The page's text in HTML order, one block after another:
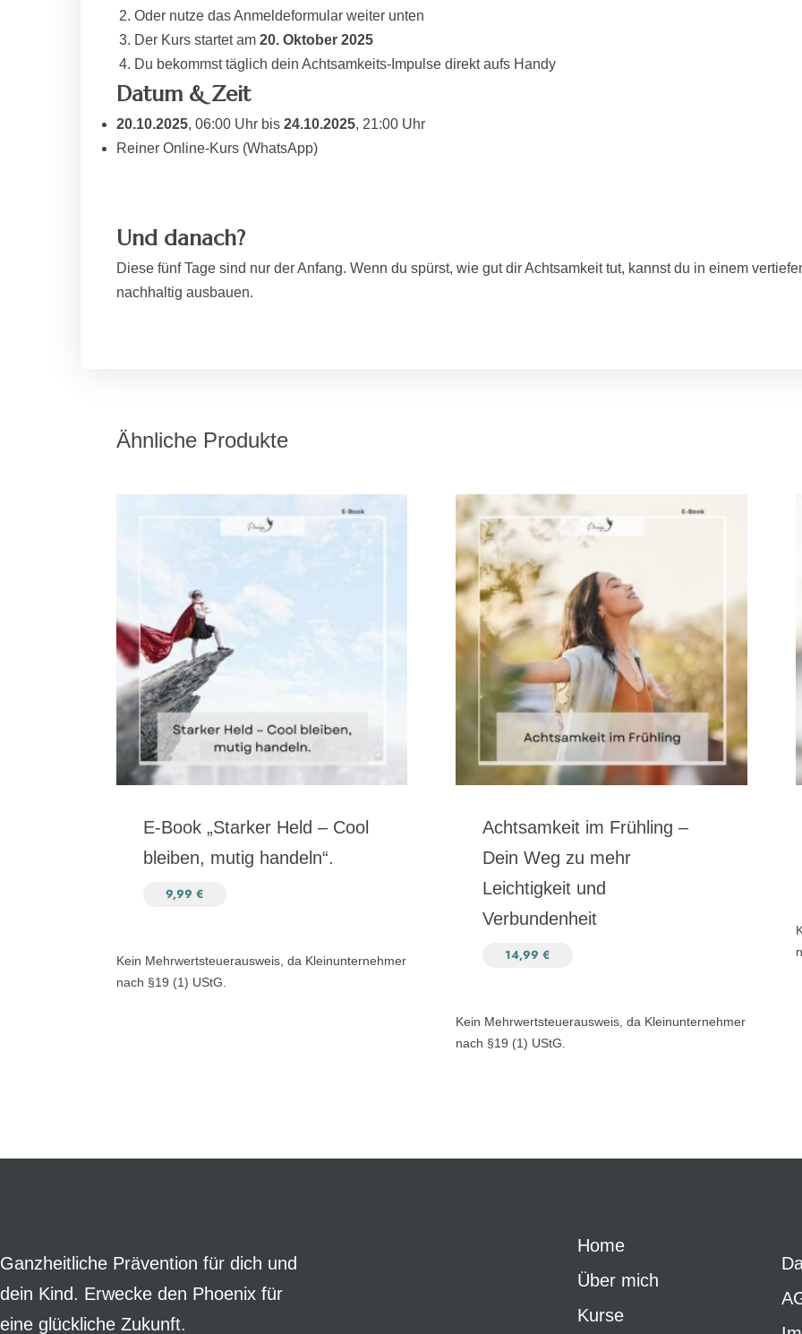
Oder nutze das Anmeldeformular weiter unten
Der Kurs startet am 20. Oktober 2025
Du bekommst täglich dein Achtsamkeits-Impulse direkt aufs Handy
Datum & Zeit
20.10.2025, 06:00 Uhr bis 24.10.2025, 21:00 Uhr
Reiner Online-Kurs (WhatsApp)
Und danach?
Diese fünf Tage sind nur der Anfang. Wenn du spürst, wie gut dir Achtsamkeit tut, kannst du in einem
nachhaltig ausbauen.
Ähnliche Produkte
E-Book „Starker Held – Cool
bleiben, mutig handeln“.
9,99 €
Kein Mehrwertsteuerausweis, da Kleinunternehmer
nach §19 (1) UStG.
Achtsamkeit im Frühling –
Dein Weg zu mehr
Leichtigkeit und
Verbundenheit
14,99€
Kein Mehrwertsteuerausweis, da Kleinunternehmer
nach §19 (1) UStG.
Ganzheitliche Prävention für dich und
dein Kind. Erwecke den Phoenix für
eine glückliche Zukunft.
Home
Über mich
Kurse